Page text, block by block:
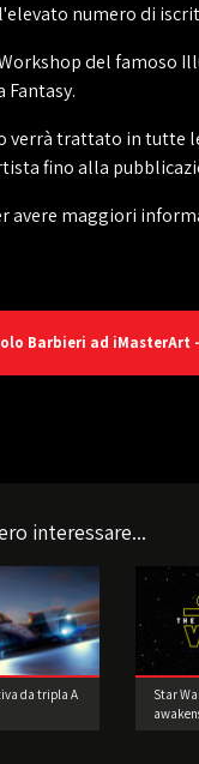
numero di
del famoso
Fantasy.
verrà trattato in tutte
fino alla
avere maggiori
Barbieri ad iMasterArt
interessare...
da tripla A
Star